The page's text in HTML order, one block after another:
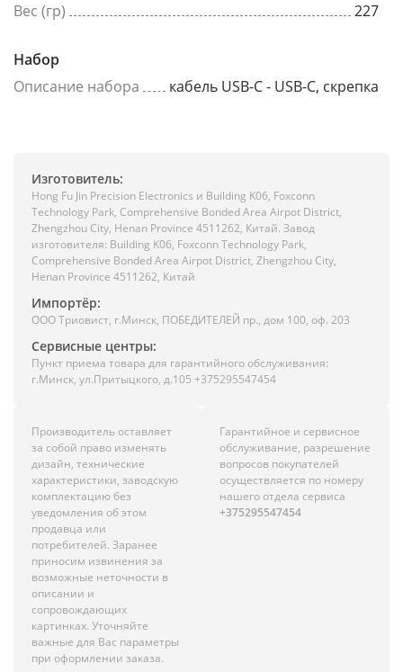
Вес (гр)
227
Набор
Описание набора
кабель USB-C - USB-C, скрепка
Изготовитель:
Hong Fu Jin Precision Electronics и Building K06, Foxconn
Technology Park, Comprehensive Bonded Area Airpot District,
Zhengzhou City, Henan Province 4511262, Китай. Завод
изготовителя: Building K06, Foxconn Technology Park,
Comprehensive Bonded Area Airpot District, Zhengzhou City,
Henan Province 4511262, Китай
Импортёр:
ООО Триовист, г.Минск, ПОБЕДИТЕЛЕЙ пр., дом 100, оф. 203
Сервисные центры:
Пункт приема товара для гарантийного обслуживания:
г.Минск, ул.Притыцкого, д.105 +375295547454
Производитель оставляет
за собой право изменять
дизайн, технические
характеристики, заводскую
комплектацию без
уведомления об этом
продавца или
потребителей. Заранее
приносим извинения за
возможные неточности в
описании и
сопровождающих
картинках. Уточняйте
важные для Вас параметры
при оформлении заказа.
Гарантийное и сервисное
обслуживание, разрешение
вопросов покупателей
осуществляется по номеру
нашего отдела сервиса
+375295547454